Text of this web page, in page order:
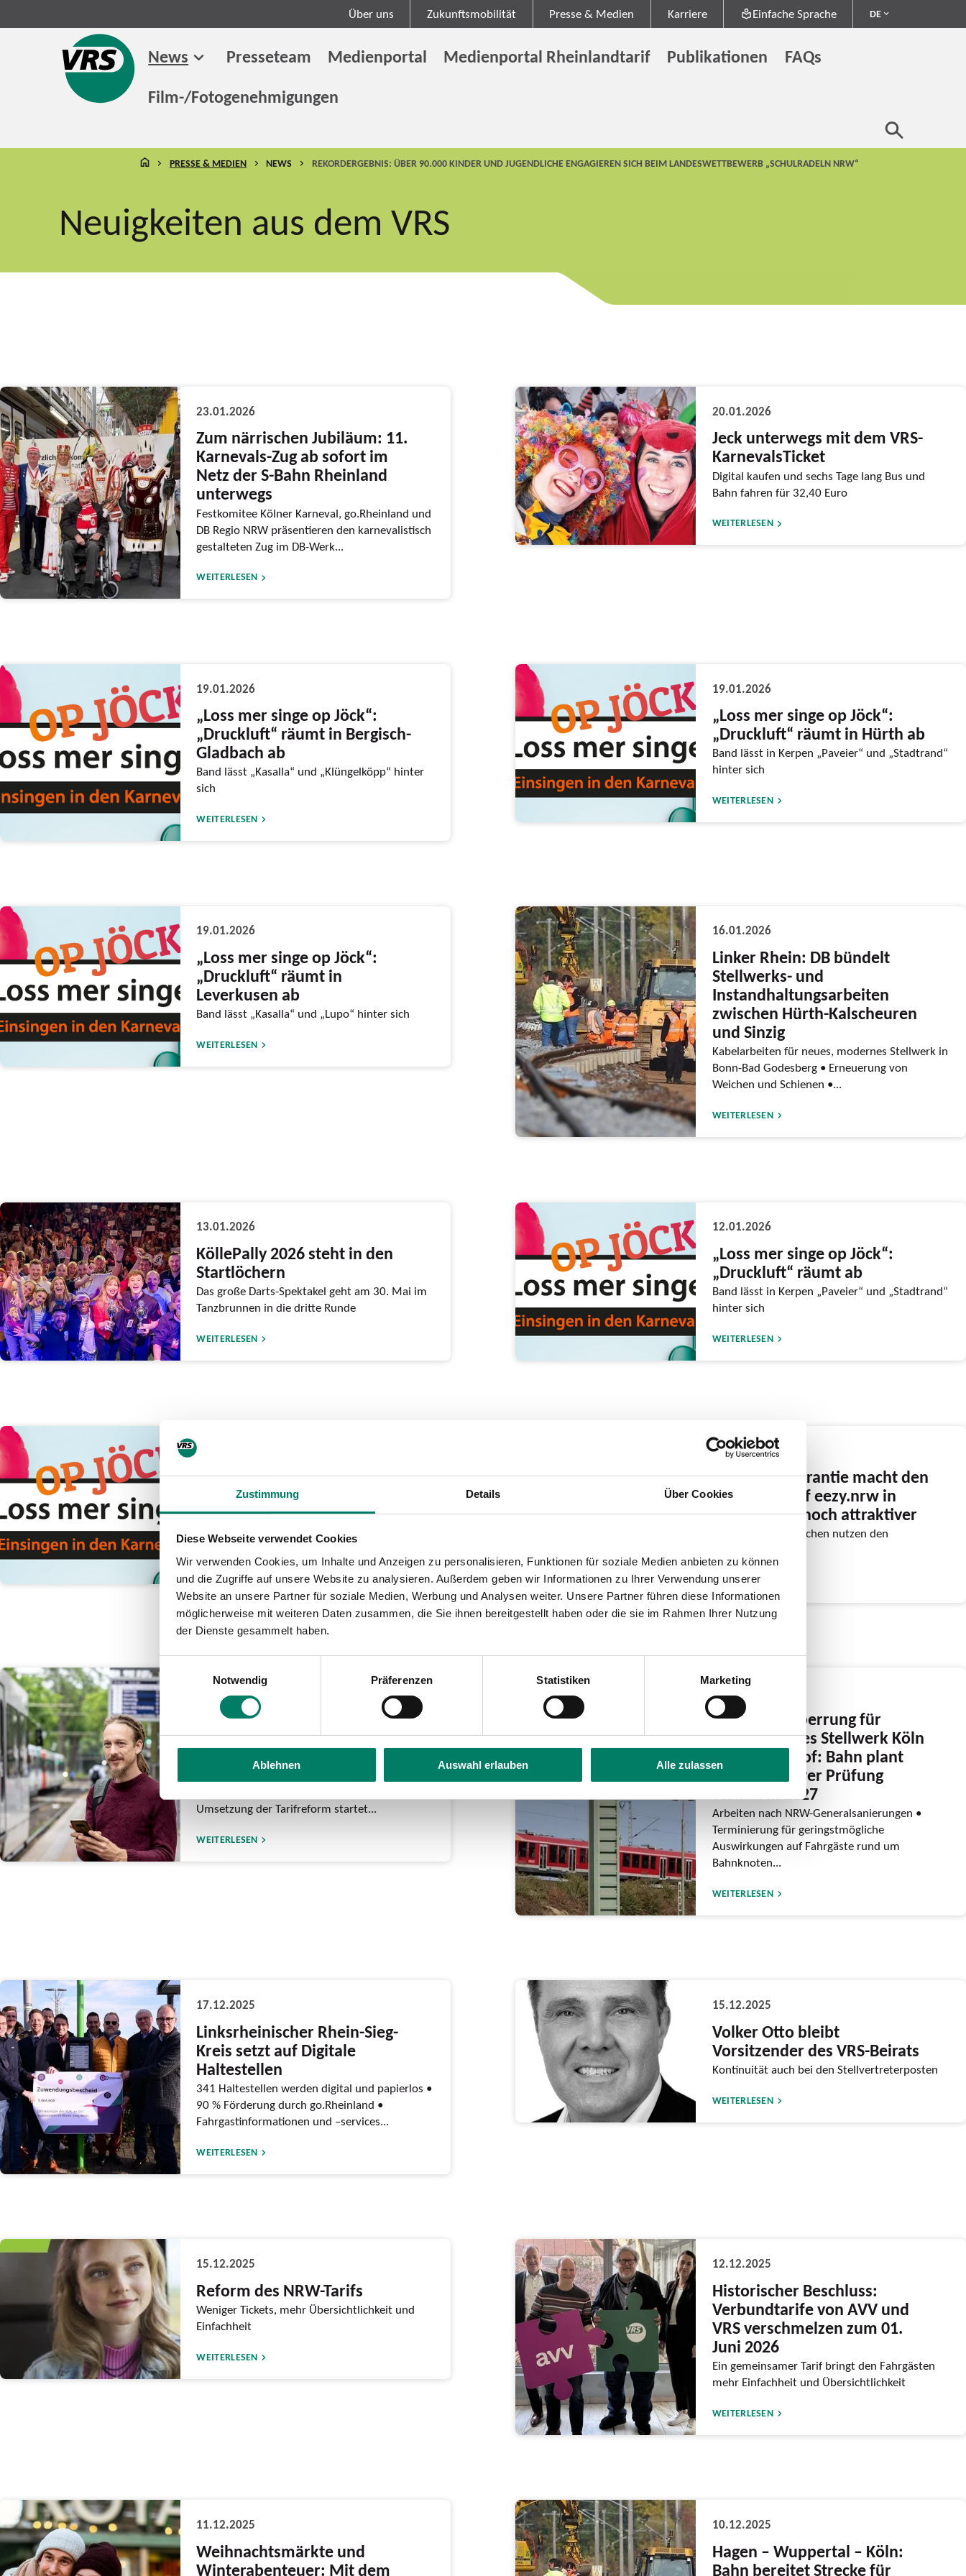
Zustimmung Details Über Cookies
Diese Webseite verwendet Cookies
Wir verwenden Cookies, um Inhalte und Anzeigen zu personalisieren, Funktionen für soziale Medien anbieten zu können
und die Zugriffe auf unsere Website zu analysieren. Außerdem geben wir Informationen zu Ihrer Verwendung unserer
Website an unsere Partner für soziale Medien, Werbung und Analysen weiter. Unsere Partner führen diese Informationen
möglicherweise mit weiteren Daten zusammen, die Sie ihnen bereitgestellt haben oder die sie im Rahmen Ihrer Nutzung
der Dienste gesammelt haben.
Notwendig
Präferenzen Statistiken Marketing
Ablehnen Auswahl erlauben Alle zulassen
Über uns Zukunftsmobilität Presse & Medien Karriere Einfache Sprache DE
News Presseteam Medienportal Medienportal Rheinlandtarif Publikationen
FAQs
Film-/Fotogenehmigungen
STARTSEITE
PRESSE & MEDIEN NEWS REKORDERGEBNIS: ÜBER 90.000 KINDER UND JUGENDLICHE ENGAGIEREN SICH BEIM LANDESWETTBEWERB „SCHULRADELN NRW“
Neuigkeiten aus dem VRS
23.01.2026
Zum närrischen Jubiläum: 11.
Karnevals-Zug ab sofort im
Netz der S-Bahn Rheinland
unterwegs
Festkomitee Kölner Karneval, go.Rheinland und
DB Regio NRW präsentieren den karnevalistisch
gestalteten Zug im DB-Werk...
WEITERLESEN
20.01.2026
Jeck unterwegs mit dem VRS-
KarnevalsTicket
Digital kaufen und sechs Tage lang Bus und
Bahn fahren für 32,40 Euro
WEITERLESEN
19.01.2026
„Loss mer singe op Jöck“:
„Druckluft“ räumt in Bergisch-
Gladbach ab
Band lässt „Kasalla“ und „Klüngelköpp“ hinter
sich
WEITERLESEN
19.01.2026
„Loss mer singe op Jöck“:
„Druckluft“ räumt in Hürth ab
Band lässt in Kerpen „Paveier“ und „Stadtrand“
hinter sich
WEITERLESEN
19.01.2026
„Loss mer singe op Jöck“:
„Druckluft“ räumt in
Leverkusen ab
Band lässt „Kasalla“ und „Lupo“ hinter sich
WEITERLESEN
16.01.2026
Linker Rhein: DB bündelt
Stellwerks- und
Instandhaltungsarbeiten
zwischen Hürth-Kalscheuren
und Sinzig
Kabelarbeiten für neues, modernes Stellwerk in
Bonn-Bad Godesberg • Erneuerung von
Weichen und Schienen •...
WEITERLESEN
13.01.2026
KöllePally 2026 steht in den
Startlöchern
Das große Darts-Spektakel geht am 30. Mai im
Tanzbrunnen in die dritte Runde
WEITERLESEN
12.01.2026
„Loss mer singe op Jöck“:
„Druckluft“ räumt ab
Band lässt in Kerpen „Paveier“ und „Stadtrand“
hinter sich
WEITERLESEN
12.01.2026
„Loss mer singe op Jöck“:
„Druckluft“ räumt ab
Band lässt in Bonn „Kasalla“ und „Klüngelköpp“
hinter sich
WEITERLESEN
06.01.2026
Neue Preisgarantie macht den
digitalen Tarif eezy.nrw in
diesem Jahr noch attraktiver
Immer mehr Menschen nutzen den
WEITERLESEN
19.12.2025
Das ändert sich zum
Jahreswechsel für die
Fahrgäste im VRS
Umsetzung der Tarifreform startet...
WEITERLESEN
17.12.2025
Zweite Bausperrung für
Elektronisches Stellwerk Köln
Hauptbahnhof: Bahn plant
nach intensiver Prüfung
Termin in 2027
Arbeiten nach NRW-Generalsanierungen •
Terminierung für geringstmögliche
Auswirkungen auf Fahrgäste rund um
Bahnknoten...
WEITERLESEN
17.12.2025
Linksrheinischer Rhein-Sieg-
Kreis setzt auf Digitale
Haltestellen
341 Haltestellen werden digital und papierlos •
90 % Förderung durch go.Rheinland •
Fahrgastinformationen und –services...
WEITERLESEN
15.12.2025
Volker Otto bleibt
Vorsitzender des VRS-Beirats
Kontinuität auch bei den Stellvertreterposten
WEITERLESEN
15.12.2025
Reform des NRW-Tarifs
Weniger Tickets, mehr Übersichtlichkeit und
Einfachheit
WEITERLESEN
12.12.2025
Historischer Beschluss:
Verbundtarife von AVV und
VRS verschmelzen zum 01.
Juni 2026
Ein gemeinsamer Tarif bringt den Fahrgästen
mehr Einfachheit und Übersichtlichkeit
WEITERLESEN
11.12.2025
Weihnachtsmärkte und
Winterabenteuer: Mit dem
10.12.2025
Hagen – Wuppertal – Köln:
Bahn bereitet Strecke für